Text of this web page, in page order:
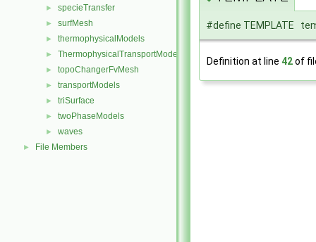
► specieTransfer
► surfMesh
► thermophysicalModels
► ThermophysicalTransportModels
► topoChangerFvMesh
► transportModels
► triSurface
► twoPhaseModels
► waves
► File Members
#define TEMPLATE
Definition at line 42of